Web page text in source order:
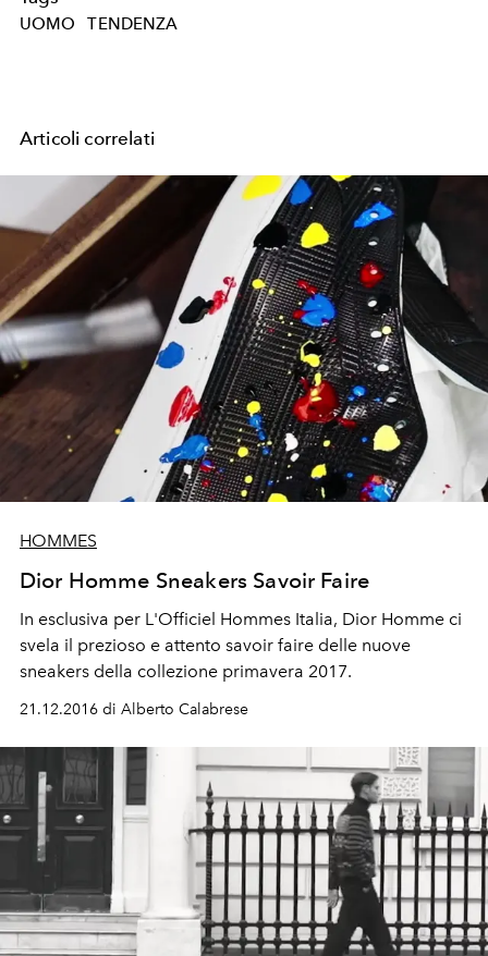
UOMO TENDENZA
Articoli correlati
HOMMES
Dior Homme Sneakers Savoir Faire
In esclusiva per L'Officiel Hommes Italia, Dior Homme ci
svela il prezioso e attento savoir faire delle nuove
sneakers della collezione primavera 2017.
21.12.2016 di Alberto Calabrese